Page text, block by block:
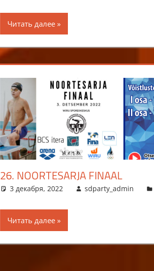
Читать далее
26. NOORTESARJA FINAAL
3 декабря, 2022 sdparty_admin
Читать далее